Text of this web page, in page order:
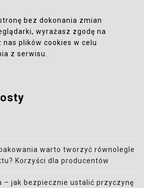
bez dokonania zmian
wyrażasz zgodę na
plików cookies w celu
z serwisu.
warto tworzyć równolegle
Korzyści dla producentów
– jak bezpiecznie ustalić przyczynę